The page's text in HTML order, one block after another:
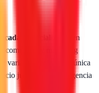
especializadas en
commerce y marketing
varias agencias es la única
justo y eliges la agencia